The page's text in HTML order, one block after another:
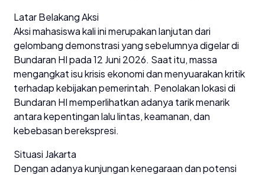
Latar Belakang Aksi
Aksi mahasiswa kali ini merupakan lanjutan dari
gelombang demonstrasi yang sebelumnya digelar di
Bundaran HI pada 12 Juni 2026. Saat itu, massa
mengangkat isu krisis ekonomi dan menyuarakan kritik
terhadap kebijakan pemerintah. Penolakan lokasi di
Bundaran HI memperlihatkan adanya tarik menarik
antara kepentingan lalu lintas, keamanan, dan
kebebasan berekspresi.
Situasi Jakarta
Dengan adanya kunjungan kenegaraan dan potensi